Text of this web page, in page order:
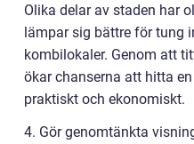
Olika delar av staden har
lämpar sig bättre för tung
kombilokaler. Genom att
ökar chanserna att hitta
praktiskt och ekonomiskt.
4. Gör genomtänkta